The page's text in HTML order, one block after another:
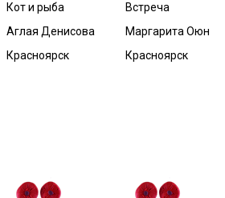
Кот и рыба
Аглая Денисова
Красноярск
Встреча
Маргарита Оюн
Красноярск